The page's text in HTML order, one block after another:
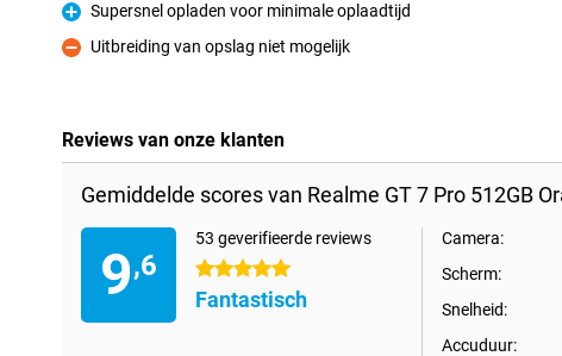
Pluspunt
Supersnel opladen voor minimale oplaadtijd
Minpunt
Uitbreiding van opslag niet mogelijk
Reviews van onze klanten
Gemiddelde scores van Realme GT 7 Pro 512GB
9,6
53 geverifieerde reviews
5 sterren
Fantastisch
Camera:
Scherm:
Snelheid:
Accuduur: